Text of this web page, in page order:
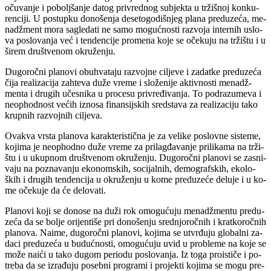
oču­va­nje i po­bolj­ša­nje da­tog pri­vred­nog su­bjek­ta u tr­ži­šnoj kon­ku­
ren­ci­ji. U po­stup­ku do­no­še­nja de­se­to­go­di­šnjeg pla­na pred­u­ze­ća, me­
nadž­ment mo­ra sa­gle­da­ti ne sa­mo mo­guć­no­sti raz­vo­ja in­ter­nih uslo­
va po­slo­va­nja već i ten­den­ci­je pro­me­na ko­je se oče­ku­ju na tr­ži­štu i u
ši­rem dru­štve­nom okru­že­nju.
Du­go­roč­ni pla­no­vi ob­u­hva­ta­ju raz­voj­ne ci­lje­ve i za­dat­ke pred­u­ze­ća
či­ja re­a­li­za­ci­ja zah­te­va du­že vre­me i slo­že­ni­je ak­tiv­no­sti me­nadž­
men­ta i dru­gih uče­sni­ka u pro­ce­su pri­vre­đi­va­nja. To pod­ra­zu­me­va i
neo­p­hod­nost ve­ćih iz­no­sa fi­nan­sij­skih sred­sta­va za re­a­li­za­ci­ju ta­ko
krup­nih raz­voj­nih ci­lje­va.
Ova­kva vr­sta pla­no­va ka­rak­te­ri­stič­na je za ve­li­ke po­slov­ne si­ste­me,
ko­ji­ma je neo­p­hod­no du­že vre­me za pri­lag­đa­va­nje pri­li­ka­ma na tr­ži­
štu i u ukup­nom dru­štve­nom okru­že­nju. Du­go­roč­ni pla­no­vi se za­sni­
va­ju na po­zna­va­nju eko­nom­skih, so­ci­jal­nih, de­mo­graf­skih, eko­lo­
ških i dru­gih ten­den­ci­ja u okru­že­nju u ko­me pred­u­ze­će de­lu­je i u ko­
me oče­ku­je da će de­lo­va­ti.
Pla­no­vi ko­ji se do­no­se na du­ži rok omo­gu­ću­ju me­nadž­men­tu pred­u­
ze­ća da se bo­lje ori­jen­ti­še pri do­no­še­nju sred­njo­roč­nih i krat­ko­roč­nih
pla­no­va. Na­i­me, du­go­roč­ni pla­no­vi, ko­ji­ma se utvr­đu­ju glo­bal­ni za­
da­ci pred­u­ze­ća u bu­duć­no­sti, omo­gu­ću­ju uvid u pro­ble­me na ko­je se
mo­že na­i­ći u ta­ko du­gom pe­ri­o­du po­slo­va­nja. Iz to­ga pro­is­ti­če i po­
tre­ba da se iz­ra­đu­ju po­seb­ni pro­gra­mi i pro­jek­ti ko­ji­ma se mo­gu pre­